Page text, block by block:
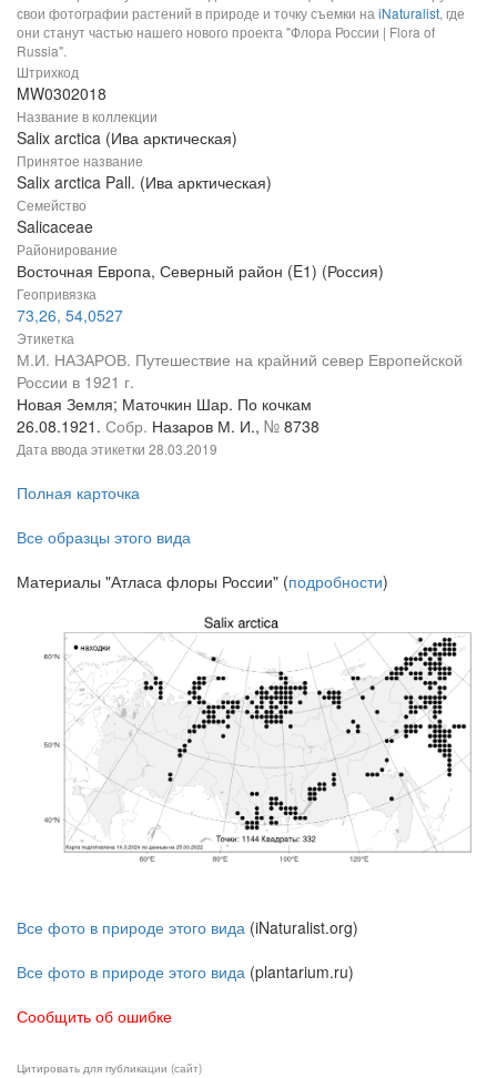
свои фотографии растений в природе и точку съемки на iNaturalist, где
они станут частью нашего нового проекта "Флора России | Flora of
Russia".
Штрихкод
MW0302018
Название в коллекции
Salix arctica (Ива арктическая)
Принятое название
Salix arctica Pall. (Ива арктическая)
Семейство
Salicaceae
Районирование
Восточная Европа, Северный район (E1) (Россия)
Геопривязка
73,26, 54,0527
Этикетка
М.И. НАЗАРОВ. Путешествие на крайний север Европейской
России в 1921 г.
Новая Земля; Маточкин Шар. По кочкам
26.08.1921. Собр. Назаров М. И., № 8738
Дата ввода этикетки 28.03.2019
Полная карточка
Все образцы этого вида
Материалы "Атласа флоры России" (подробности)
Все фото в природе этого вида (iNaturalist.org)
Все фото в природе этого вида (plantarium.ru)
Сообщить об ошибке
Цитировать для публикации (сайт)